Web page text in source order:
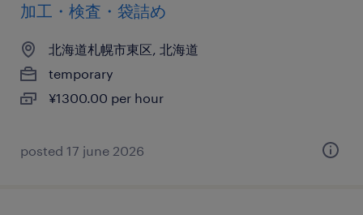
加工・検査・袋詰め
北海道札幌市東区, 北海道
temporary
¥1300.00 per hour
posted 17 june 2026